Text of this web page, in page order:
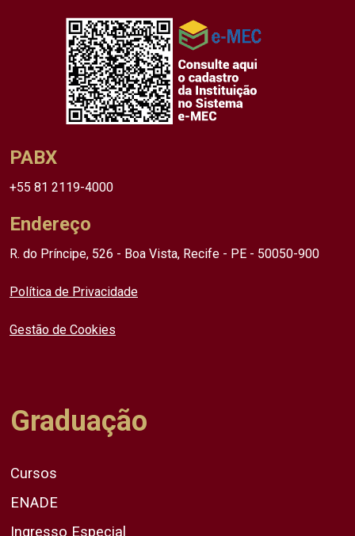
PABX
+55 81 2119-4000
Endereço
R. do Príncipe, 526 - Boa Vista, Recife - PE - 50050-900
Política de Privacidade
Gestão de Cookies
Graduação
Cursos
ENADE
Ingresso Especial